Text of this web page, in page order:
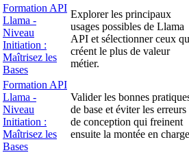
Formation API
Llama -
Niveau
Initiation :
Maîtrisez les
Bases
Explorer les principaux
usages possibles de Llama
API et sélectionner ceux
créent le plus de valeur
métier.
Formation API
Llama -
Niveau
Initiation :
Maîtrisez les
Bases
Valider les bonnes
de base et éviter les erreurs
de conception qui freinent
ensuite la montée en